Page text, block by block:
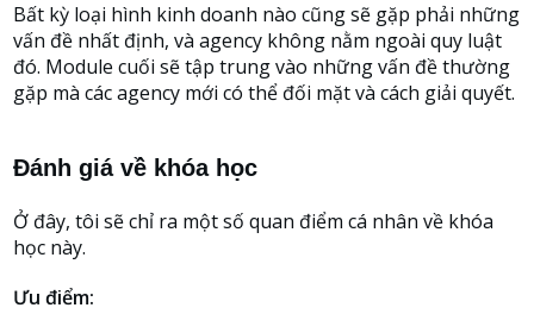
Bất kỳ loại hình kinh doanh nào cũng sẽ gặp phải những
vấn đề nhất định, và agency không nằm ngoài quy luật
đó. Module cuối sẽ tập trung vào những vấn đề thường
gặp mà các agency mới có thể đối mặt và cách giải quyết.
Đánh giá về khóa học
Ở đây, tôi sẽ chỉ ra một số quan điểm cá nhân về khóa
học này.
Ưu điểm: